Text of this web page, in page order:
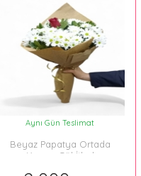
Aynı Gün Teslimat
Beyaz Papatya Ortada
Kırmızı Gül İthal